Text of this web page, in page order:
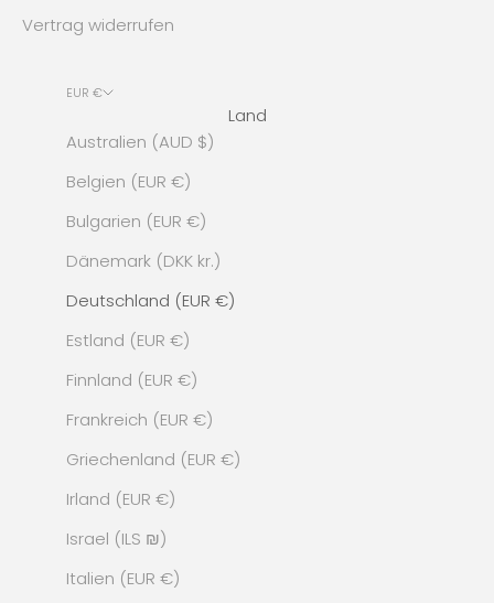
Vertrag widerrufen
EUR €
Land
Australien (AUD $)
Belgien (EUR €)
Bulgarien (EUR €)
Dänemark (DKK kr.)
Deutschland (EUR €)
Estland (EUR €)
Finnland (EUR €)
Frankreich (EUR €)
Griechenland (EUR €)
Irland (EUR €)
Israel (ILS ₪)
Italien (EUR €)